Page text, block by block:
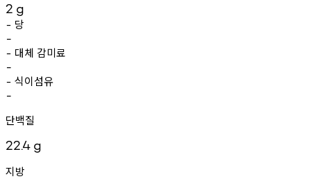
2 g
- 당
-
- 대체 감미료
-
- 식이섬유
-
단백질
22.4 g
지방